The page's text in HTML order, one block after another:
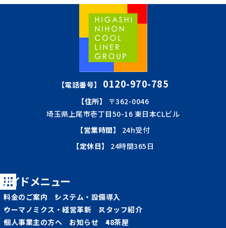
【電話番号】 0120-970-785
【住所】
〒362-0046
埼玉県上尾市壱丁目50-16 東日本CLビル
【営業時間】
24h受付
【定休日】
24時間365日
サイドメニュー
料金のご案内
システム・設備導入
ウーマノミクス・経営革新
スタッフ紹介
個人事業主の方へ
お知らせ
48茶屋